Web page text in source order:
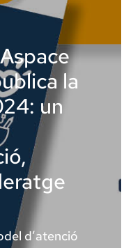
la
un
d’atenció